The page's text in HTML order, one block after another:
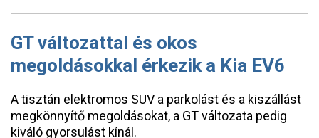
GT változattal és okos
megoldásokkal érkezik a Kia EV6
A tisztán elektromos SUV a parkolást és a kiszállást
megkönnyítő megoldásokat, a GT változata pedig
kiváló gyorsulást kínál.